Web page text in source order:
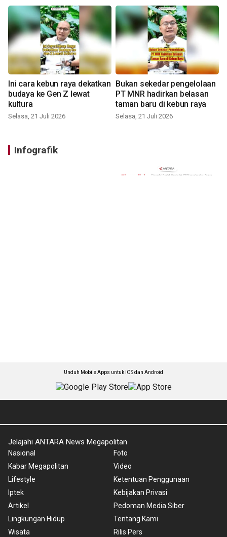
Ini cara kebun raya dekatkan
budaya ke Gen Z lewat
kultura
Selasa, 21 Juli 2026
Bukan sekedar pengelolaan
PT MNR hadirkan belasan
taman baru di kebun raya
Selasa, 21 Juli 2026
Infografik
Unduh Mobile Apps untuk iOS dan Android
Jelajahi ANTARA News Megapolitan
Nasional
Kabar Megapolitan
Lifestyle
Iptek
Artikel
Lingkungan Hidup
Wisata
Foto
Video
Ketentuan Penggunaan
Kebijakan Privasi
Pedoman Media Siber
Tentang Kami
Rilis Pers